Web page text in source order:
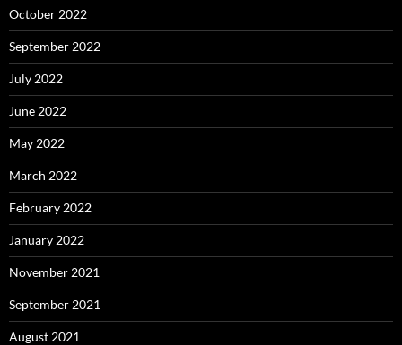
October 2022
September 2022
July 2022
June 2022
May 2022
March 2022
February 2022
January 2022
November 2021
September 2021
August 2021